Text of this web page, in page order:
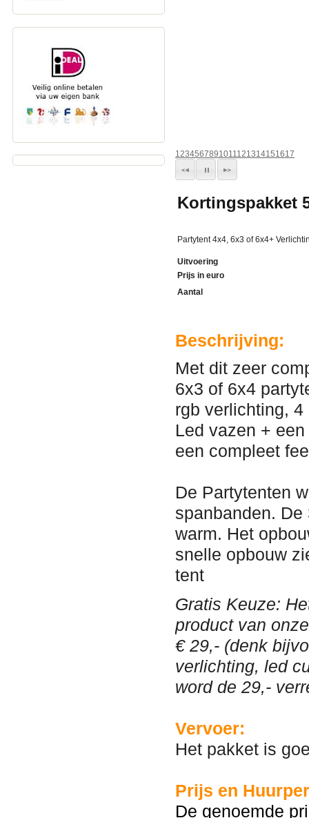
1234567891011121314151617
Kortingspakket
Partytent 4x4, 6x3 of 6x4+
Uitvoering
Prijs in euro
Aantal
Beschrijving:
Met dit zeer
6x3 of 6x4
rgb verlichting,
Led vazen +
een compleet
De Partytenten
spanbanden.
warm. Het
snelle opbouw
tent
Gratis Keuze:
product van
€ 29,- (denk
verlichting, led
word de 29,-
Vervoer:
Het pakket is
Prijs en
De genoemde